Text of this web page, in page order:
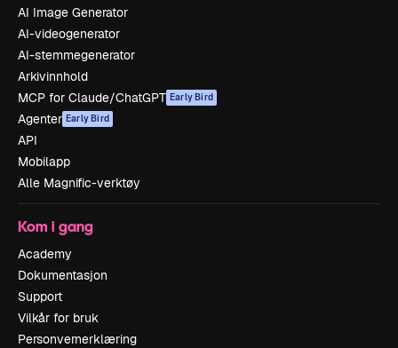
AI Image Generator
AI-videogenerator
AI-stemmegenerator
Arkivinnhold
MCP for Claude/ChatGPT Early Bird
Agenter Early Bird
API
Mobilapp
Alle Magnific-verktøy
Kom i gang
Academy
Dokumentasjon
Support
Vilkår for bruk
Personvernerklæring